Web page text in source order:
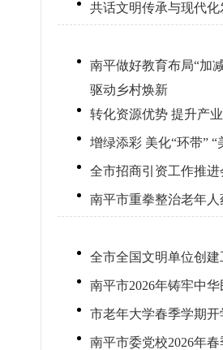
共话文明传承与现代
南平做好教育布局“加
驱动乡村焕新
转化资源优势 提升产
增绿添彩 美化“环带”
全市招商引资工作推进
南平市重拳整治老年
全市全国文明单位创
南平市2026年铸牢中
市老年大学春季学期开
南平市委党校2026年